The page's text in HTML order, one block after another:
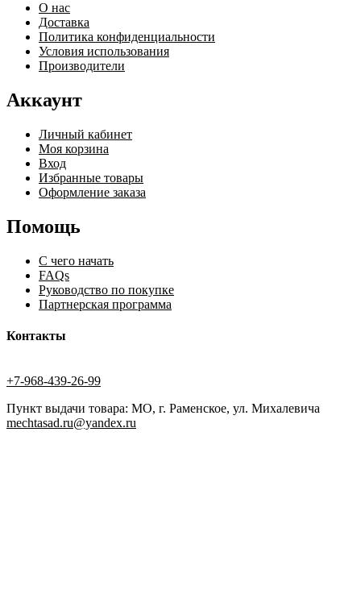
О нас
Доставка
Политика конфиденциальности
Условия использования
Производители
Аккаунт
Личный кабинет
Моя корзина
Вход
Избранные товары
Оформление заказа
Помощь
С чего начать
FAQs
Руководство по покупке
Партнерская программа
Контакты
+7-968-439-26-99
Пункт выдачи товара: МО, г. Раменское, ул. Михалевича
mechtasad.ru@yandex.ru